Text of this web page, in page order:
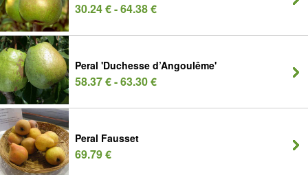
30.24 € - 64.38 €
Peral 'Duchesse d’Angoulême'
58.37 € - 63.30 €
Peral Fausset
69.79 €